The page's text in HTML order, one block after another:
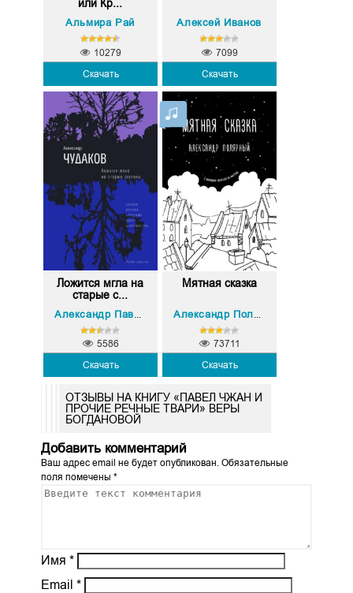
или Кр...
Альмира Рай
Скачать
10279
Алексей Иванов
Скачать
7099
Ложится мгла на
старые с...
Александр Павлович Чудаков
Скачать
5586
Мятная сказка
Александр Полярный
Скачать
73711
ОТЗЫВЫ НА КНИГУ «ПАВЕЛ ЧЖАН И
ПРОЧИЕ РЕЧНЫЕ ТВАРИ» ВЕРЫ
БОГДАНОВОЙ
Добавить комментарий
Ваш адрес email не будет опубликован. Обязательные
поля помечены *
Имя *
Email *